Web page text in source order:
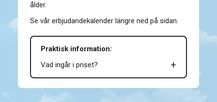
ålder.
Se vår erbjudandekalender längre ned på sidan.
Praktisk information:
Vad ingår i priset?